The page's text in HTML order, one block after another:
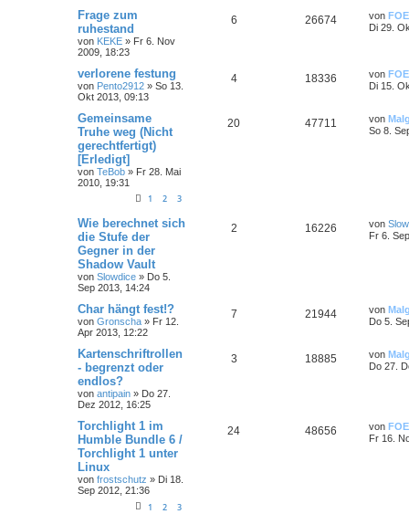
Frage zum
ruhestand
von KEKE » Fr 6. Nov
2009, 18:23
6 26674 von FOE
Di 29.
verlorene festung
von Pento2912 » So 13.
Okt 2013, 09:13
4 18336 von FOE
Di 15.
Gemeinsame
Truhe weg (Nicht
gerechtfertigt)
[Erledigt]
von TeBob » Fr 28. Mai
2010, 19:31
1 2 3
20 47711 von
So 8.
Wie berechnet sich
die Stufe der
Gegner in der
Shadow Vault
von Slowdice » Do 5.
Sep 2013, 14:24
2 16226 von
Fr 6.
Char hängt fest!?
von Gronscha » Fr 12.
Apr 2013, 12:22
7 21944 von
Do 5.
Kartenschriftrollen
- begrenzt oder
endlos?
von antipain » Do 27.
Dez 2012, 16:25
3 18885 von
Do 27.
Torchlight 1 im
Humble Bundle 6 /
Torchlight 1 unter
Linux
von frostschutz » Di 18.
Sep 2012, 21:36
1 2 3
24 48656 von FOE
Fr 16.